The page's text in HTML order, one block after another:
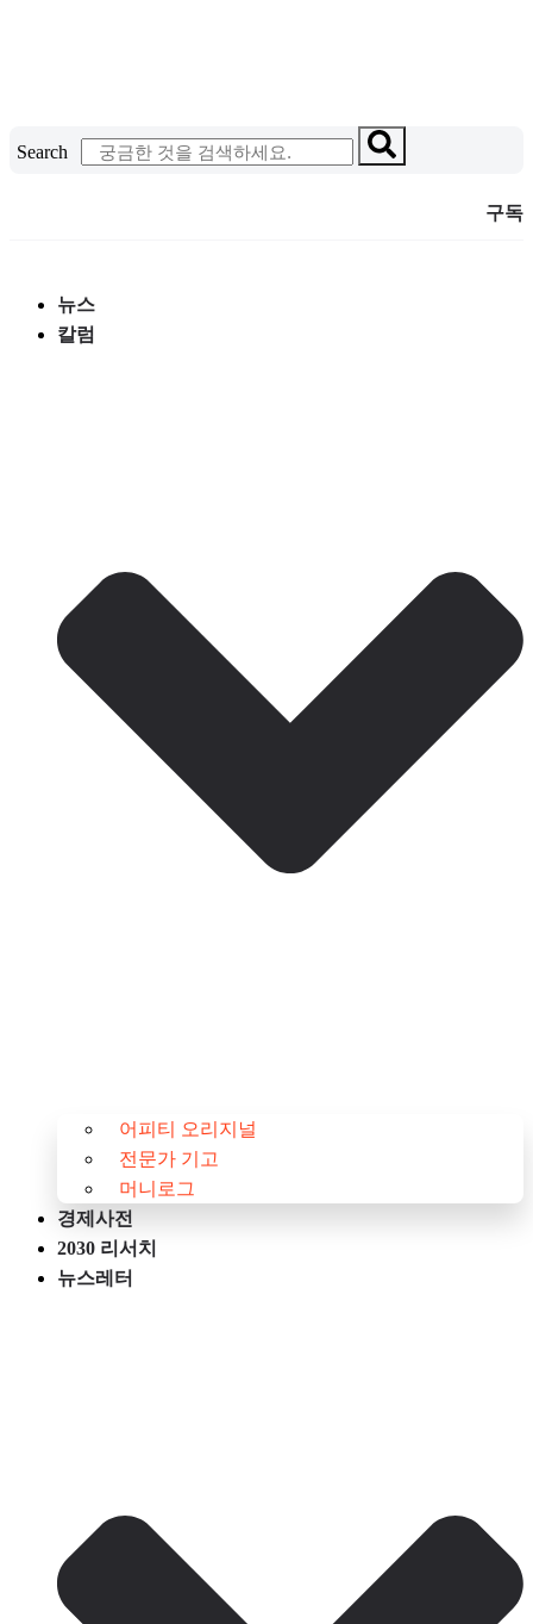
건
Search
구독
뉴스
칼럼
어피티 오리지널
전문가 기고
머니로그
경제사전
2030 리서치
뉴스레터